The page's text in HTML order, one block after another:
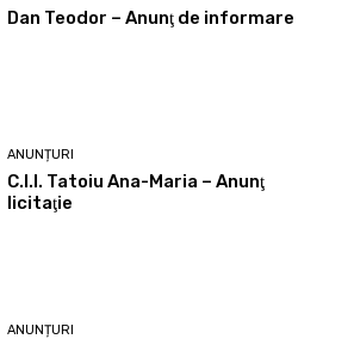
Dan Teodor – Anunţ de informare
ANUNȚURI
C.I.I. Tatoiu Ana-Maria – Anunţ
licitaţie
ANUNȚURI